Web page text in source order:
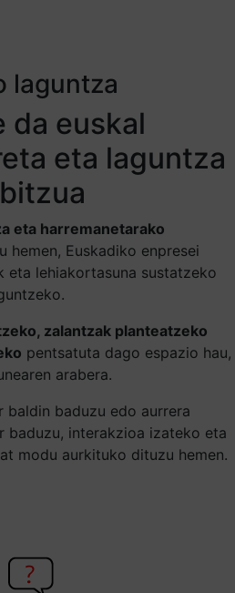
laguntza
da euskal
eta laguntza
eta harremanetarako
hemen, Euskadiko enpresei
eta lehiakortasuna sustatzeko
zalantzak planteatzeko
pentsatuta dago espazio hau,
arabera.
baldin baduzu edo aurrera
baduzu, interakzioa izateko eta
modu aurkituko dituzu hemen.